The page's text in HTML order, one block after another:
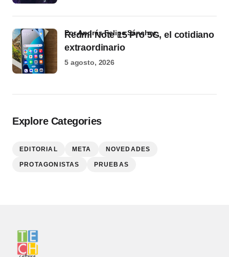
Redmi Note 15 Pro 5G, el cotidiano
extraordinario
por Andrés Felipe Sánchez
5 agosto, 2026
Explore Categories
EDITORIAL META NOVEDADES
PROTAGONISTAS PRUEBAS